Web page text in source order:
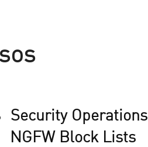
Security Operations
NGFW Block Lists